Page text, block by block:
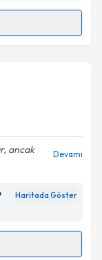
talebi
için bir
Aydınlatma
belirtilen
ancak
Devamı
Haritada Göster